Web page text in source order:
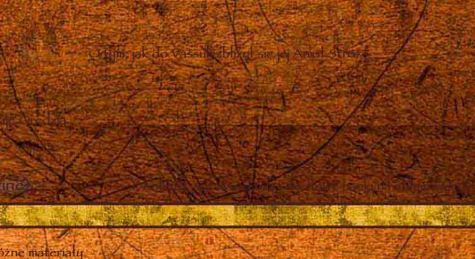
O tym, jak do Vassuli zbliżył się jej Anioł Stróż
Orędzia
– Działania, sprawozdania i duchowe nauki na całym świecie
materiały